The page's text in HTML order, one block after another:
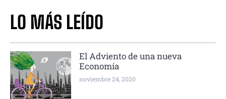
LO MÁS LEÍDO
El Adviento de una nueva
Economía
noviembre 24, 2020